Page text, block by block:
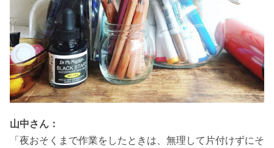
山中さん：
「夜おそくまで作業をしたときは、無理して片付けずにそ